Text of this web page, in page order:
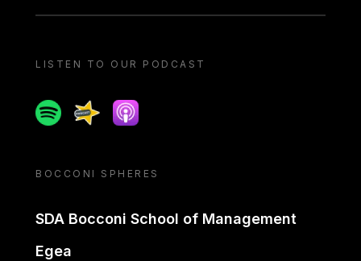
LISTEN TO OUR PODCAST
SpotifySpreakerApple podcast
BOCCONI SPHERES
SDA Bocconi School of Management
Egea